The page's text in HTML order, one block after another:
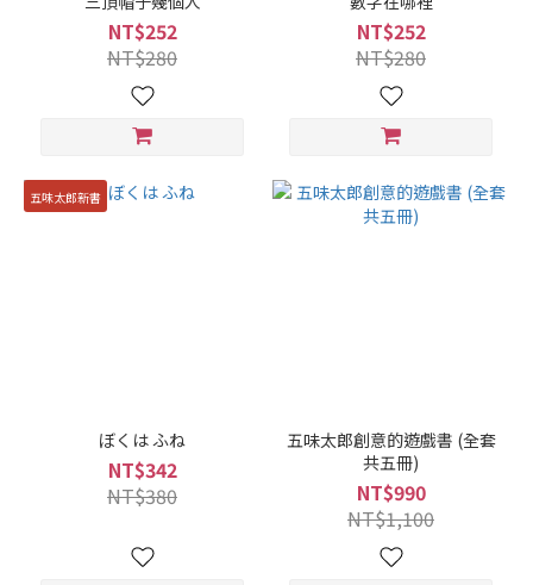
NT$252
NT$280
NT$252
NT$280
五味太郎新書
ぼくは ふね
NT$342
NT$380
五味太郎創意的遊戲書 (全套
共五冊)
NT$990
NT$1,100